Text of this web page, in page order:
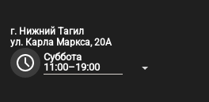
г. Нижний Тагил
ул. Карла Маркса, 20А
Суббота
11:00–19:00